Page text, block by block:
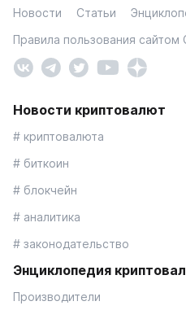
Новости Статьи
Правила пользования сайтом
Новости криптовалют
# криптовалюта
# биткоин
# блокчейн
# аналитика
# законодательство
Энциклопедия
Производители